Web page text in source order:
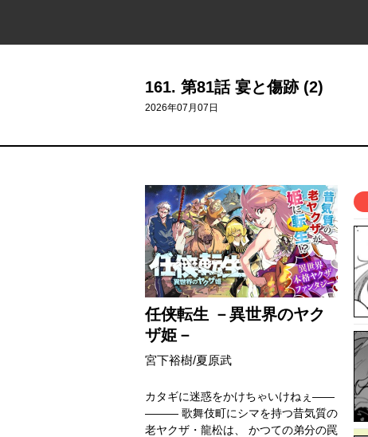
161. 第81話 宴と傷跡 (2)
2026年07月07日
任侠転生 －異世界のヤク
ザ姫－
宮下裕樹/夏原武
カタギに迷惑をかけちゃいけねぇ――
――― 歌舞伎町にシマを持つ昔気質の
老ヤクザ・龍松は、 かつての弟分の罠